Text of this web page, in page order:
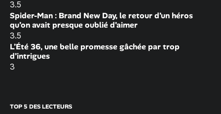
3.5
Spider-Man : Brand New Day, le retour d’un héros
qu’on avait presque oublié d’aimer
3.5
L’Été 36, une belle promesse gâchée par trop
d’intrigues
3
TOP 5 DES LECTEURS